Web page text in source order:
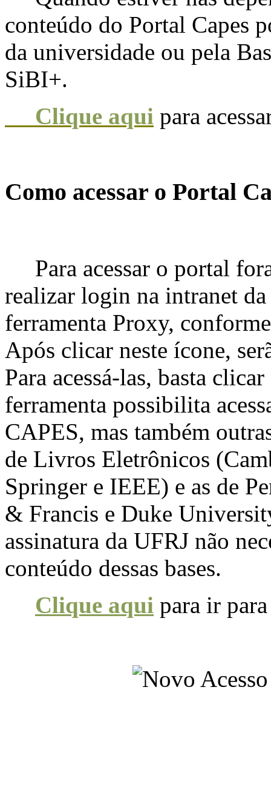
conteúdo do Portal Capes
da universidade ou pela
SiBI+.
Clique aqui para
Como acessar o Portal
Para acessar o portal
realizar login na intranet
ferramenta Proxy,
Após clicar neste ícone,
Para acessá-las, basta
ferramenta possibilita
CAPES, mas também
de Livros Eletrônicos
Springer e IEEE) e as de
& Francis e Duke
assinatura da UFRJ não
conteúdo dessas bases.
Clique aqui para ir